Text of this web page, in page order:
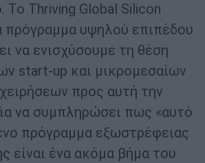
Το Thriving Global Silicon
πρόγραμμα υψηλού επιπέδου
να ενισχύσουμε τη θέση
start-up και μικρομεσαίων
προς αυτή την
να συμπληρώσει πως «αυτό
πρόγραμμα εξωστρέφειας
είναι ένα ακόμα βήμα του